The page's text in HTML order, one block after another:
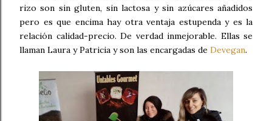
rizo son sin gluten, sin lactosa y sin azúcares añadidos
pero es que encima hay otra ventaja estupenda y es la
relación calidad-precio. De verdad inmejorable. Ellas se
llaman Laura y Patricia y son las encargadas de Devegan.